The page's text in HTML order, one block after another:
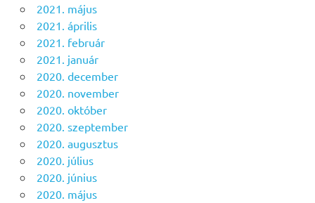
2021. május
2021. április
2021. február
2021. január
2020. december
2020. november
2020. október
2020. szeptember
2020. augusztus
2020. július
2020. június
2020. május